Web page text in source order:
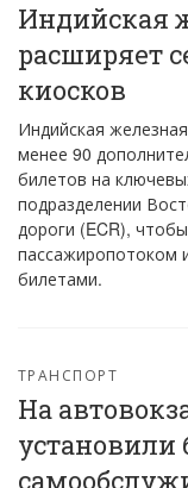
Индийская
расширяет
киосков
Индийская
менее 90
билетов на
подразделении
дороги (ECR),
пассажиропотоком
билетами.
ТРАНСПОРТ
На
установили